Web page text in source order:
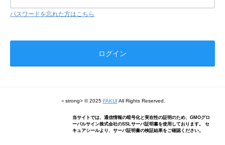
パスワードを忘れた方はこちら
＜strong> © 2025 FAKUI All Rights Reserved.
当サイトでは、通信情報の暗号化と実在性の証明のため、GMOグロ
ーバルサイン株式会社のSSLサーバ証明書を使用しております。 セ
キュアシールより、サーバ証明書の検証結果をご確認ください。